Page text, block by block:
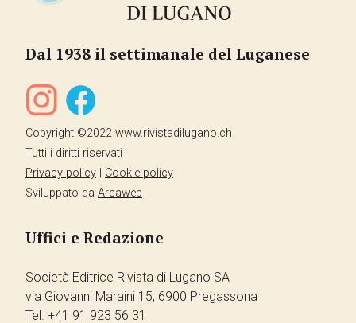
Dal 1938 il settimanale del Luganese
Copyright ©2022 www.rivistadilugano.ch
Tutti i diritti riservati
Privacy policy
Cookie policy
Sviluppato da Arcaweb
Uffici e Redazione
Società Editrice Rivista di Lugano SA
via Giovanni Maraini 15, 6900 Pregassona
Tel. +41 91 923 56 31